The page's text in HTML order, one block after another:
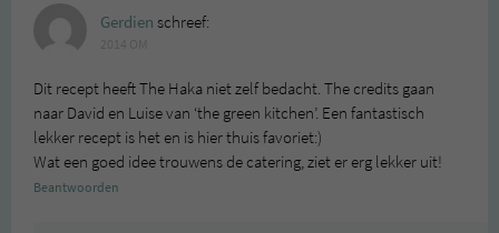
Gerdien schreef:
Dit recept heeft The Haka niet zelf bedacht. The credits gaan
naar David en Luise van ‘the green kitchen’. Een fantastisch
lekker recept is het en is hier thuis favoriet:)
Wat een goed idee trouwens de catering, ziet er erg lekker uit!
Beantwoorden